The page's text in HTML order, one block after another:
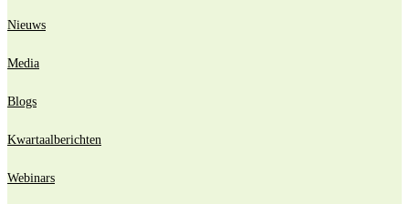
Nieuws
Media
Blogs
Kwartaalberichten
Webinars